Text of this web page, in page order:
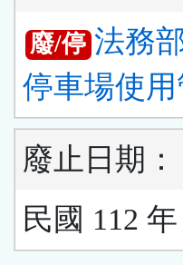
廢/停 法務
停車場使
廢止日期：
民國 112